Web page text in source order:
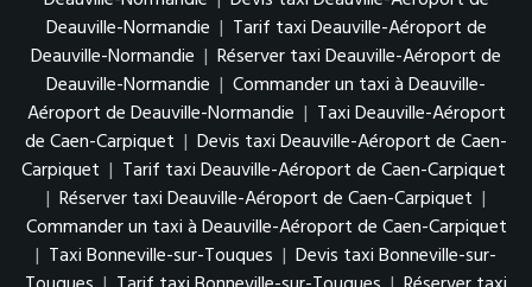
Deauville-Normandie | Tarif taxi Deauville-Aéroport de
Deauville-Normandie | Réserver taxi Deauville-Aéroport de
Deauville-Normandie | Commander un taxi à Deauville-
Aéroport de Deauville-Normandie | Taxi Deauville-Aéroport
de Caen-Carpiquet | Devis taxi Deauville-Aéroport de Caen-
Carpiquet | Tarif taxi Deauville-Aéroport de Caen-Carpiquet
| Réserver taxi Deauville-Aéroport de Caen-Carpiquet |
Commander un taxi à Deauville-Aéroport de Caen-Carpiquet
| Taxi Bonneville-sur-Touques | Devis taxi Bonneville-sur-